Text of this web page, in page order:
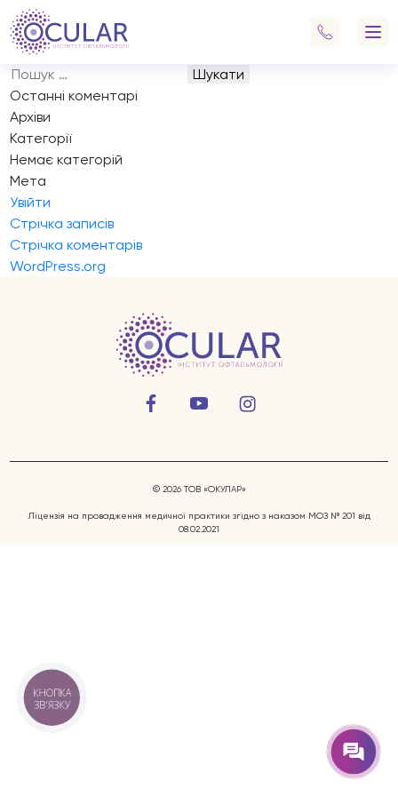
Запис на прийом
Навігація
записів
Previous:
Запис на прийом
Next: Запис на прийом
Пошук:
Останні коментарі
Архіви
Категорії
Немає категорій
Мета
Увійти
Стрічка записів
Стрічка коментарів
WordPress.org
© 2026 ТОВ «ОКУЛАР»
Ліцензія на провадження медичної практики згідно з наказом МОЗ № 201 від
08.02.2021
КНОПКА
ЗВ'ЯЗКУ